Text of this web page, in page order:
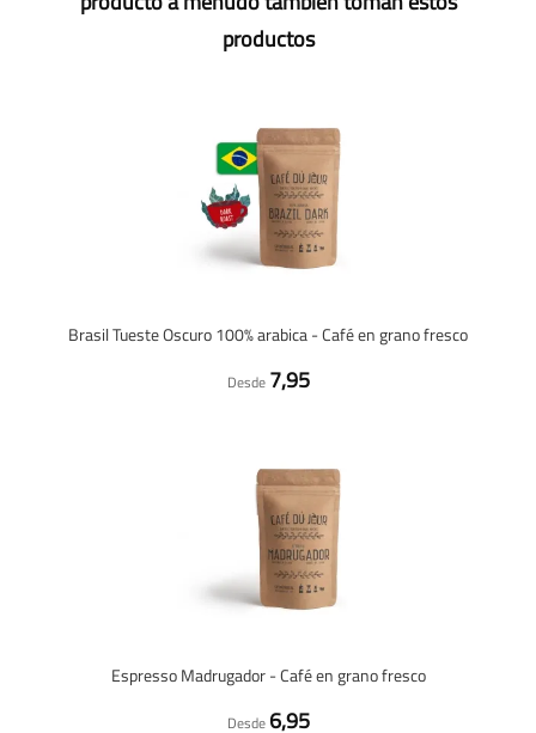
productos
Brasil Tueste Oscuro 100% arabica - Café en grano fresco
Desde 7,95
Espresso Madrugador - Café en grano fresco
Desde 6,95